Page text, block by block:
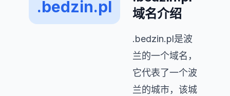
.bedzin.pl
域名介绍
.bedzin.pl是波
兰的一个域名，
它代表了一个波
兰的城市，该城